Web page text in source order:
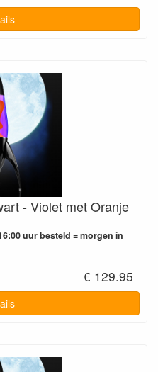
- Violet met Oranje
uur besteld = morgen in
€ 129.95